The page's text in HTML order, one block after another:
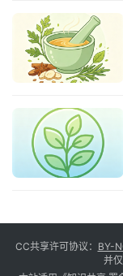
CC共享许可协议： BY-
并